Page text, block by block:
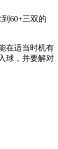
60+三双的
在适当时机有
球，并要解对